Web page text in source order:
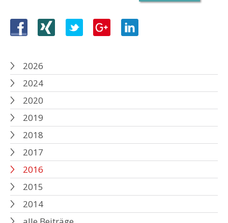
2026
2024
2020
2019
2018
2017
2016
2015
2014